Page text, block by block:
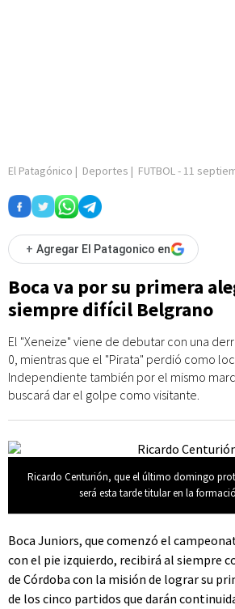
El Patagónico | Deportes | FUTBOL- 11
+ Agregar El Patagonico en
Boca va por su primera
siempre difícil Belgrano
El "Xeneize" viene de debutar con una
0, mientras que el "Pirata" perdió como
Independiente también por el mismo
buscará dar el golpe como visitante.
Ricardo Centurión, que el último domingo
será esta tarde titular en la
Boca Juniors, que comenzó el
con el pie izquierdo, recibirá al siempre
de Córdoba con la misión de lograr su
de los cinco partidos que darán